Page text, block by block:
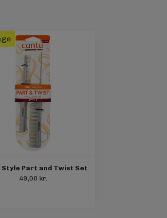
Style Part and Twist Set
49,00 kr.